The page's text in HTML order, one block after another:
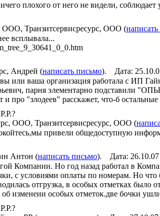
плохого от него не видели,
ООО, Транзитсервисресурс, ООО (
всплывала...
Андрей (написать письмо). Дата:
вы или ваша организация работала с ИП
парня элементарно подставили
и про "злодеев" расскажет, что-б
ООО, Транзитсервисресурс, ООО (
привели общедоступную
Антон (написать письмо). Дата:
Компании. Но год назад работал в
с условиями оплаты по номерам. Но что
отгрузка, в особых отметках
изменеии особых отметок.две бочки